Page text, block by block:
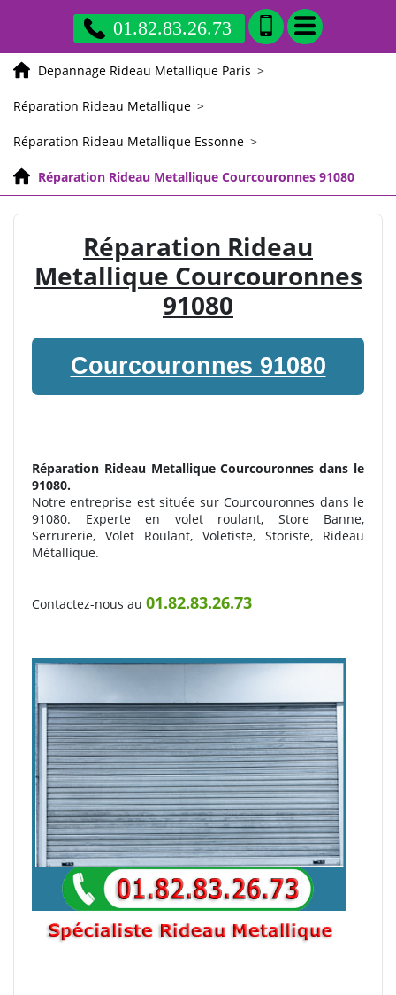
01.82.83.26.73
Depannage Rideau Metallique Paris >
Réparation Rideau Metallique >
Réparation Rideau Metallique Essonne >
Réparation Rideau Metallique Courcouronnes 91080
Réparation Rideau
Metallique Courcouronnes
91080
Courcouronnes 91080
Réparation Rideau MetalliqueCourcouronnes dans le
91080.
Notre entreprise est située sur Courcouronnes dans le
91080. Experte en volet roulant, Store Banne,
Serrurerie, Volet Roulant, Voletiste, Storiste, Rideau
Métallique.
Contactez-nous au 01.82.83.26.73